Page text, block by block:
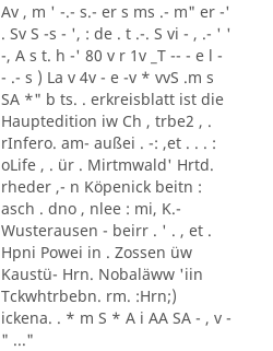
Av , m ' -.- s.- er s ms .- m" er -'
. Sv S -s - ', : de . t .-. S vi - , .- ' '
-, A s t. h -' 80 v r 1v _T -- - e l -
- .- s ) La v 4v - e -v * vvS .m s
SA *" b ts. . erkreisblatt ist die
Hauptedition iw Ch , trbe2 , .
rInfero. am- außei . -: ,et . . . :
oLife , . ür . Mirtmwald' Hrtd.
rheder ,- n Köpenick beitn :
asch . dno , nlee : mi, K.-
Wusterausen - beirr . ' . , et .
Hpni Powei in . Zossen üw
Kaustü- Hrn. Nobaläww 'iin
Tckwhtrbebn. rm. :Hrn;)
ickena. . * m S * A i AA SA - , v -
" ..."